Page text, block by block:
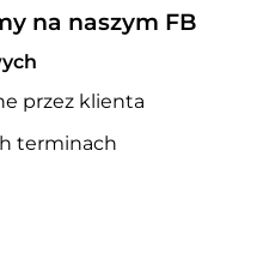
na naszym FB
przez klienta
terminach